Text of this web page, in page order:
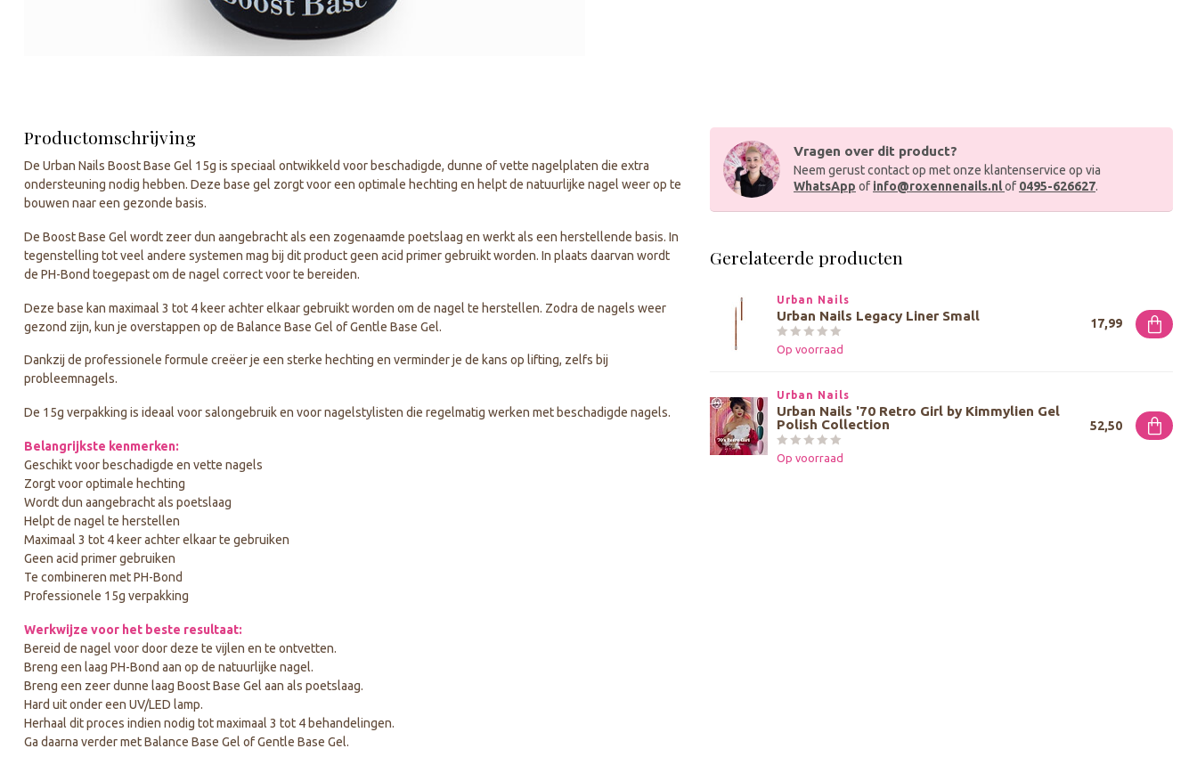
Productomschrijving
De Urban Nails Boost Base Gel 15g is speciaal ontwikkeld voor beschadigde, dunne of vette nagelplaten die extra
ondersteuning nodig hebben. Deze base gel zorgt voor een optimale hechting en helpt de natuurlijke nagel weer op te
bouwen naar een gezonde basis.
De Boost Base Gel wordt zeer dun aangebracht als een zogenaamde poetslaag en werkt als een herstellende basis. In
tegenstelling tot veel andere systemen mag bij dit product geen acid primer gebruikt worden. In plaats daarvan wordt
de PH-Bond toegepast om de nagel correct voor te bereiden.
Deze base kan maximaal 3 tot 4 keer achter elkaar gebruikt worden om de nagel te herstellen. Zodra de nagels weer
gezond zijn, kun je overstappen op de Balance Base Gel of Gentle Base Gel.
Dankzij de professionele formule creëer je een sterke hechting en verminder je de kans op lifting, zelfs bij
probleemnagels.
De 15g verpakking is ideaal voor salongebruik en voor nagelstylisten die regelmatig werken met beschadigde nagels.
Belangrijkste kenmerken:
Geschikt voor beschadigde en vette nagels
Zorgt voor optimale hechting
Wordt dun aangebracht als poetslaag
Helpt de nagel te herstellen
Maximaal 3 tot 4 keer achter elkaar te gebruiken
Geen acid primer gebruiken
Te combineren met PH-Bond
Professionele 15g verpakking
Werkwijze voor het beste resultaat:
Bereid de nagel voor door deze te vijlen en te ontvetten.
Breng een laag PH-Bond aan op de natuurlijke nagel.
Breng een zeer dunne laag Boost Base Gel aan als poetslaag.
Hard uit onder een UV/LED lamp.
Herhaal dit proces indien nodig tot maximaal 3 tot 4 behandelingen.
Ga daarna verder met Balance Base Gel of Gentle Base Gel.
Vragen over dit product?
Neem gerust contact op met onze klantenservice op via
WhatsApp of info@roxennenails.nlof 0495-626627.
Gerelateerde producten
Urban Nails
Urban Nails Legacy Liner Small
Op voorraad
17,99
Urban Nails
Urban Nails '70 Retro Girl by Kimmylien Gel
Polish Collection
Op voorraad
52,50